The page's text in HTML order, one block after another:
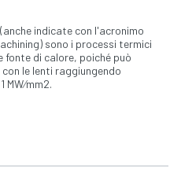
indicate con l'acronimo
sono i processi termici
fonte di calore, poiché può
le lenti raggiungendo